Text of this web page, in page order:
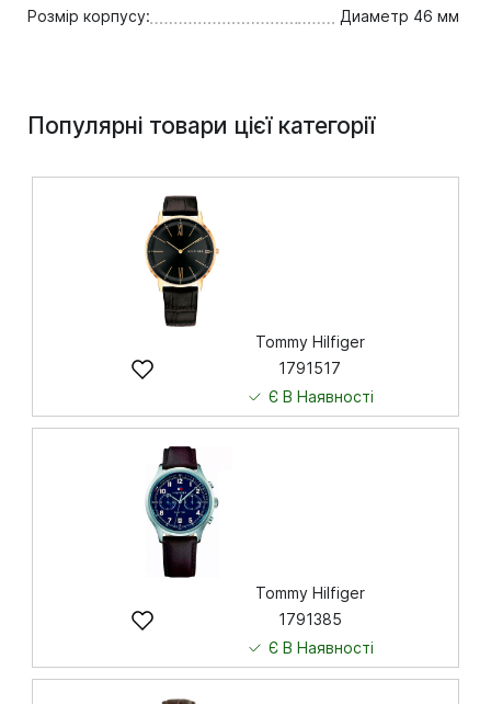
Розмір корпусу:
Диаметр 46 мм
Популярні товари цієї категорії
Tommy Hilfiger
1791517
Є В Наявності
Tommy Hilfiger
1791385
Є В Наявності